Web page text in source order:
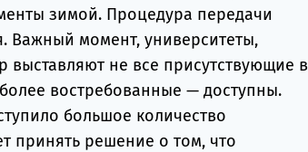
зимой. Процедура передачи
Важный момент, университеты,
не все присутствующие в
востребованные — доступны.
большое количество
принять решение о том, что